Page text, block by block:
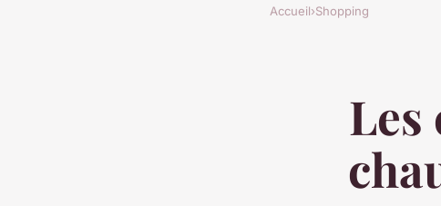
Accueil›Shopping
Les